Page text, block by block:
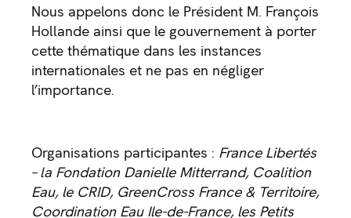
Nous appelons donc le Président M. François
Hollande ainsi que le gouvernement à porter
cette thématique dans les instances
internationales et ne pas en négliger
l’importance.
Organisations participantes : France Libertés
– la Fondation Danielle Mitterrand, Coalition
Eau, le CRID, GreenCross France & Territoire,
Coordination Eau Ile-de-France, les Petits